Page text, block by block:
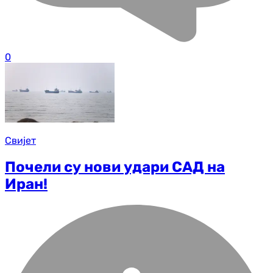
0
Свијет
Почели су нови удари САД на
Иран!